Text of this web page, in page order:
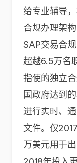
给专业辅导
合规办理架
SAP交易合
超越6.5万名
指使的独立
国政府达到
进行实时、
文件。仅
万美元用于